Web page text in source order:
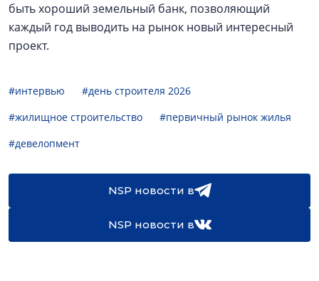
быть хороший земельный банк, позволяющий
каждый год выводить на рынок новый интересный
проект.
#интервью
#день строителя 2026
#жилищное строительство
#первичный рынок жилья
#девелопмент
NSP новости в
NSP новости в